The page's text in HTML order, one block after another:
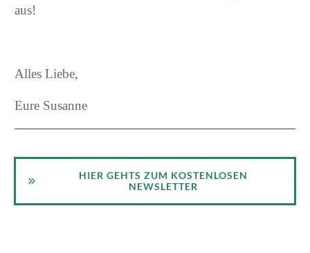
aus!
Alles Liebe,
Eure Susanne
HIER GEHTS ZUM KOSTENLOSEN
NEWSLETTER